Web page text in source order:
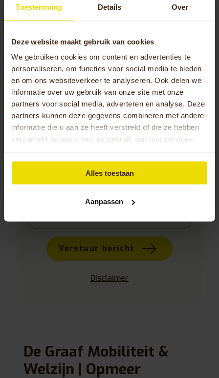
Toestemming Details Over
Deze website maakt gebruik van cookies
We gebruiken cookies om content en advertenties te
personaliseren, om functies voor social media te bieden
en om ons websiteverkeer te analyseren. Ook delen we
informatie over uw gebruik van onze site met onze
partners voor social media, adverteren en analyse. Deze
partners kunnen deze gegevens combineren met andere
informatie die u aan ze heeft verstrekt of die ze hebben
verzameld op basis van uw gebruik van hun services.
Alles toestaan
Aanpassen
Gelieve dit veld leeg te laten.
Verstuur bericht
Disclaimer
De Graaf Mobiliteit &
Welzijn | Opmeer